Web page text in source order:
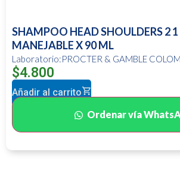
SHAMPOO HEAD SHOULDERS 2 1
MANEJABLE X 90 ML
Laboratorio:PROCTER & GAMBLE
$4.800
Añadir al carrito
Ordenar vía